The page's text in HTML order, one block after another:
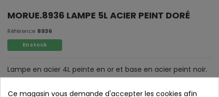
MORUE.8936 LAMPE 5L ACIER PEINT DORÉ
Référence 8936
En stock
Lampe en acier 4L peinte en or et base en acier peint noir.
Ce magasin vous demande d'accepter les cookies afin